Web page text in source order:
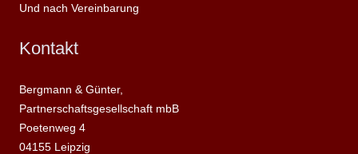
Und nach Vereinbarung
Kontakt
Bergmann & Günter,
Partnerschaftsgesellschaft mbB
Poetenweg 4
04155 Leipzig